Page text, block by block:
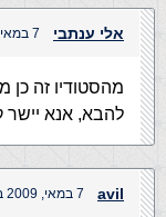
אלי ענתבי 7 במאי, 2009 בשעה 7:37 pm
מהסטודיו זה
להבא, אנא יישר
avil 7 במאי, 2009 בשעה 9:45 pm